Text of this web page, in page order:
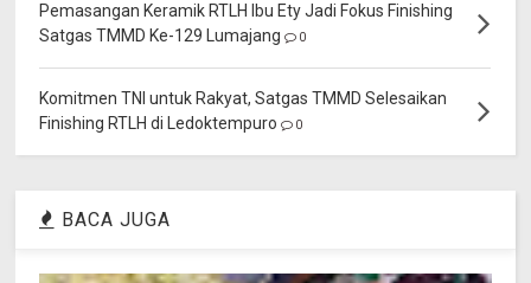
Pemasangan Keramik RTLH Ibu Ety Jadi Fokus Finishing
Satgas TMMD Ke-129 Lumajang
0
Komitmen TNI untuk Rakyat, Satgas TMMD Selesaikan
Finishing RTLH di Ledoktempuro
0
BACA JUGA